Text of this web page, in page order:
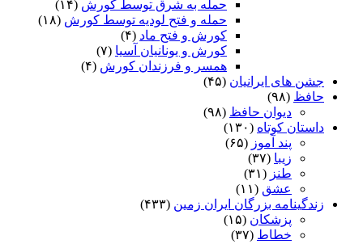
حمله به شرق توسط کورش (۱۴)
حمله و فتح لودیه توسط کورش (۱۸)
کورش و فتح ماد (۴)
کورش و یونانیان آسیا (۷)
همسر و فرزندان کورش (۴)
جشن های ایرانیان (۴۵)
حافظ (۹۸)
دیوان حافظ (۹۸)
داستان کوتاه (۱۳۰)
پند آموز (۶۵)
زیبا (۳۷)
طنز (۳۱)
عشق (۱۱)
زندگینامه بزرگان ایران زمین (۴۳۳)
پزشکان (۱۵)
خطاط (۳۷)